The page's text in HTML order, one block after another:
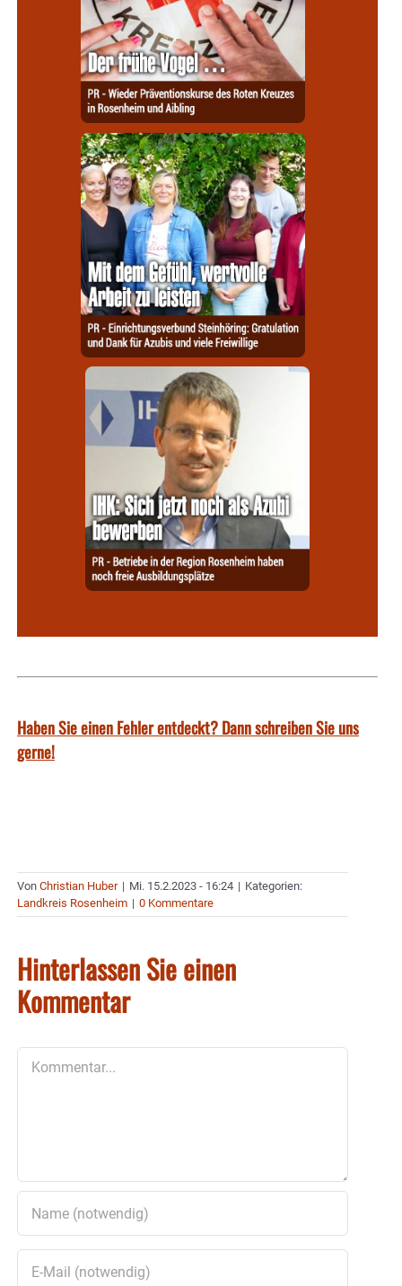
Haben Sie einen Fehler entdeckt? Dann schreiben Sie uns
gerne!
Von Christian Huber | Mi. 15.2.2023 - 16:24 | Kategorien:
Landkreis Rosenheim | 0 Kommentare
Hinterlassen Sie einen
Kommentar